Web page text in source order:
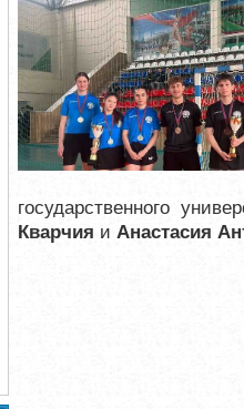
государственного
Кварчия и Анастасия